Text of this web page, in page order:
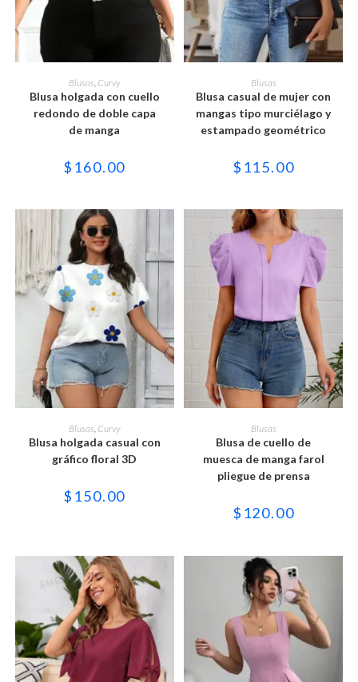
SELECCIONAR OPCIONES
Este
producto
tiene
múltiples
variantes.
opciones
elegir
de
producto
Blusas Curvy
Blusa holgada con cuello
redondo de doble capa
de manga
$ 160.00
SELECCIONAR OPCIONES
Este
tiene
múltiples
variantes.
opciones
elegir
de
producto
Blusas
Blusa casual de mujer con
mangas tipo murciélago y
estampado geométrico
$ 115.00
SELECCIONAR OPCIONES
Este
producto
tiene
múltiples
variantes.
se
pueden
de
producto
Blusas, Curvy
Blusa holgada casual con
gráfico floral 3D
$ 150.00
SELECCIONAR OPCIONES
Este
tiene
múltiples
variantes.
opciones
elegir
de
producto
Blusas
Blusa de cuello de
muesca de manga farol
pliegue de prensa
$ 120.00